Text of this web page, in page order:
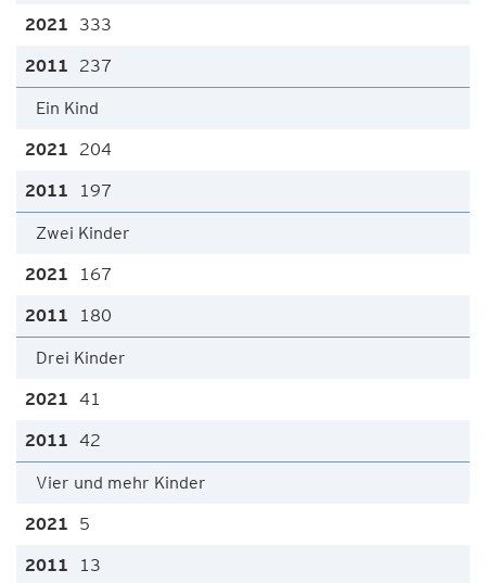
333
237
Ein Kind
204
197
Zwei Kinder
167
180
Drei Kinder
41
42
Vier und mehr Kinder
5
13